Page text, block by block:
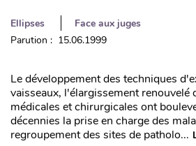
Ellipses
Face aux juges
Parution : 15.06.1999
Le développement des techniques
vaisseaux, l'élargissement renouvelé
médicales et chirurgicales ont
décennies la prise en charge des
regroupement des sites de patholo...